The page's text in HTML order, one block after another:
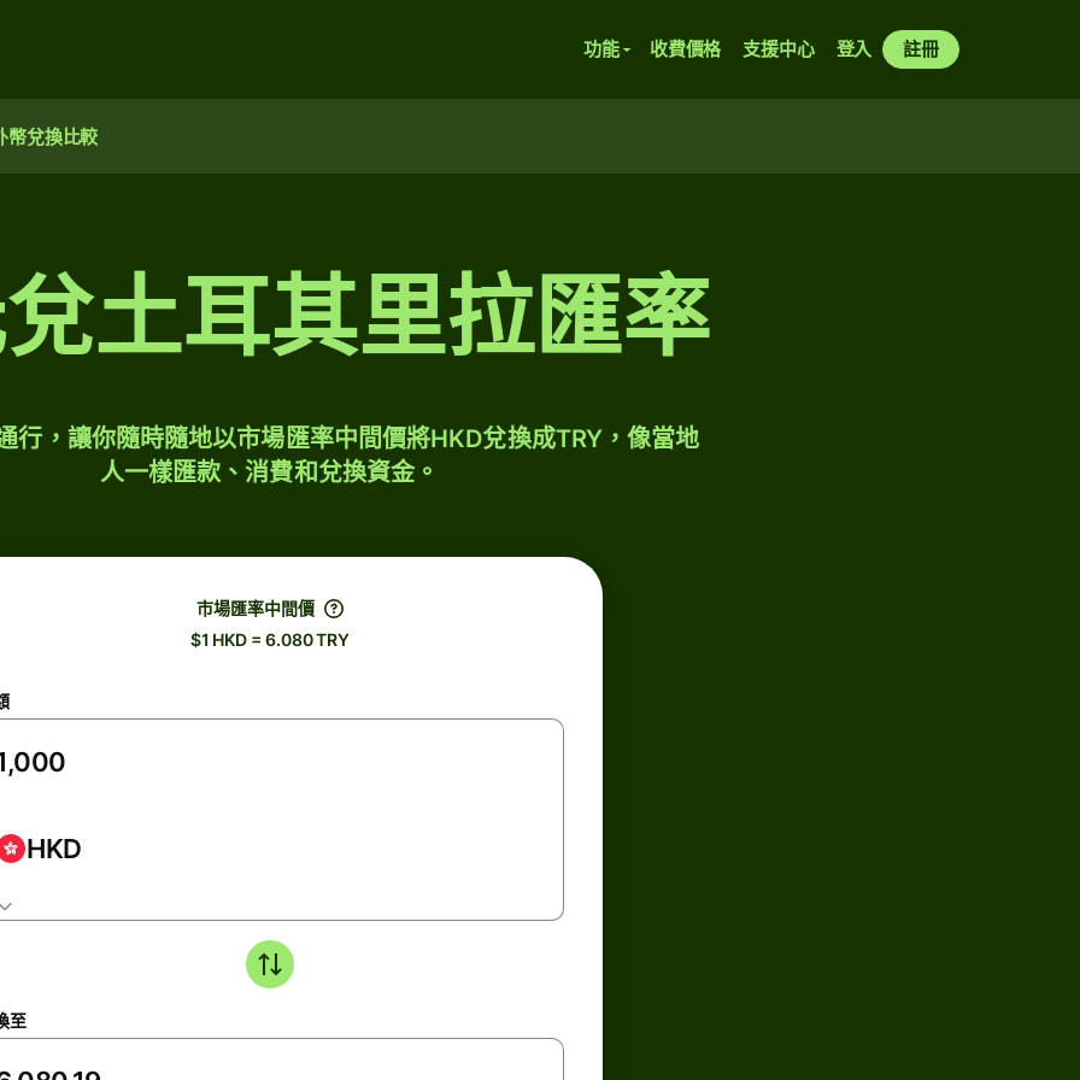
功能 收費價格 支援中心 登入 註冊
幣兌換比較
土耳其里拉匯率
行，讓你隨時隨地以市場匯率中間價將HKD兌換成TRY，像當地
人一樣匯款、消費和兌換資金。
市場匯率中間價
$1 HKD = 6.080 TRY
HKD
至